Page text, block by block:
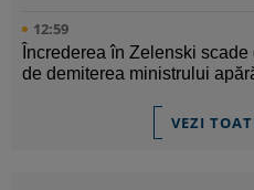
12:59
Încrederea în Zelenski
de demiterea ministrului
VEZI